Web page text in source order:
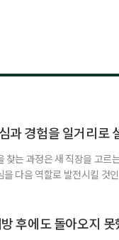
과 경험을 일거리로
찾는 과정은 새 직장을 고르
을 다음 역할로 발전시킬 것
다고 해서 수익을 가볍게 본
방 후에도 돌아오지